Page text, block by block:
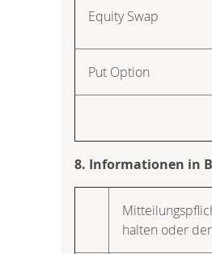
Equity Swap
Put Option
8. Informationen in
halten oder